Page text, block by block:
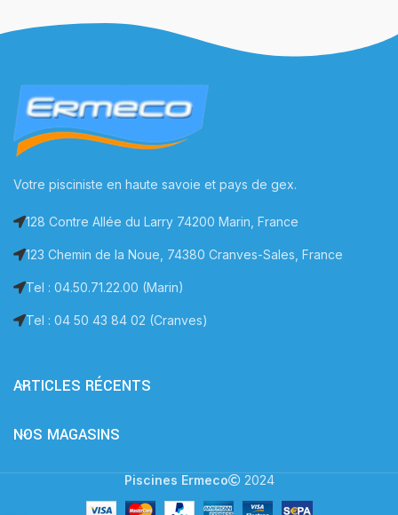
Votre pisciniste en haute savoie et pays de gex.
128 Contre Allée du Larry 74200 Marin, France
123 Chemin de la Noue, 74380 Cranves-Sales, France
Tel : 04.50.71.22.00 (Marin)
Tel : 04 50 43 84 02 (Cranves)
ARTICLES RÉCENTS
NOS MAGASINS
Piscines Ermeco 2024